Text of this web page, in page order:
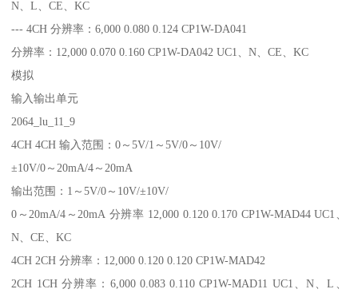
N、L、CE、KC
--- 4CH 分辨率：6,000 0.080 0.124 CP1W-DA041
分辨率：12,000 0.070 0.160 CP1W-DA042 UC1、N、CE、KC
模拟
输入输出单元
2064_lu_11_9
4CH 4CH 输入范围：0～5V/1～5V/0～10V/
±10V/0～20mA/4～20mA
输出范围：1～5V/0～10V/±10V/
0～20mA/4～20mA 分辨率 12,000 0.120 0.170 CP1W-MAD44 UC1、
N、CE、KC
4CH 2CH 分辨率：12,000 0.120 0.120 CP1W-MAD42
2CH 1CH 分辨率：6,000 0.083 0.110 CP1W-MAD11 UC1、N、L、